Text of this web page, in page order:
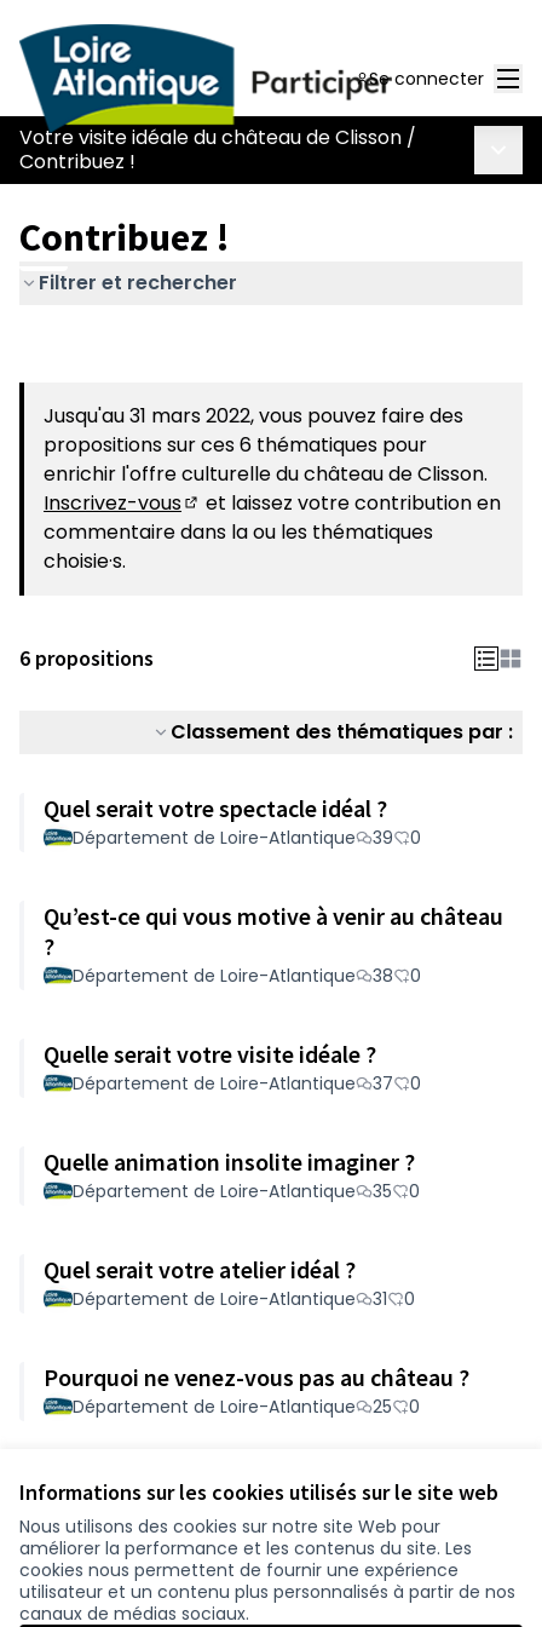
Informations sur les cookies utilisés sur le site web
Nous utilisons des cookies sur notre site Web pour
améliorer la performance et les contenus du site. Les
cookies nous permettent de fournir une expérience
utilisateur et un contenu plus personnalisés à partir de nos
canaux de médias sociaux.
Se connecter
Votre visite idéale du château de Clisson /
Contribuez !
Contribuez !
Filtrer et rechercher
Jusqu'au 31 mars 2022, vous pouvez faire des
propositions sur ces 6 thématiques pour
enrichir l'offre culturelle du château de Clisson.
Inscrivez-vous
(S'ouvre dans un nouvel onglet)
et laissez votre contribution en
commentaire dans la ou les thématiques
choisie·s.
6 propositions
Classement des thématiques par :
Quel serait votre spectacle idéal ?
Département de Loire-Atlantique 39 0
Qu’est-ce qui vous motive à venir au château
?
Département de Loire-Atlantique 38 0
Quelle serait votre visite idéale ?
Département de Loire-Atlantique 37 0
Quelle animation insolite imaginer ?
Département de Loire-Atlantique 35 0
Quel serait votre atelier idéal ?
Département de Loire-Atlantique 31 0
Pourquoi ne venez-vous pas au château ?
Département de Loire-Atlantique 25 0
Conditions d'utilisation
Paramètres des cookies
participer.loire-atlantique.fr sur Facebook
participer.loire-atlantique.fr sur Instagram
participer.loire-atlantique.fr sur YouTube